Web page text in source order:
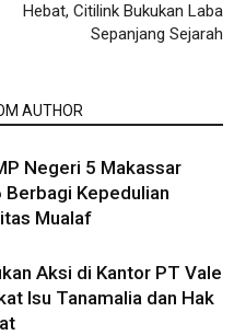
Hebat, Citilink Bukukan Laba
Sepanjang Sejarah
AUTHOR
Negeri 5 Makassar
Kepedulian
Mualaf
Aksi di Kantor PT Vale
Isu Tanamalia dan Hak